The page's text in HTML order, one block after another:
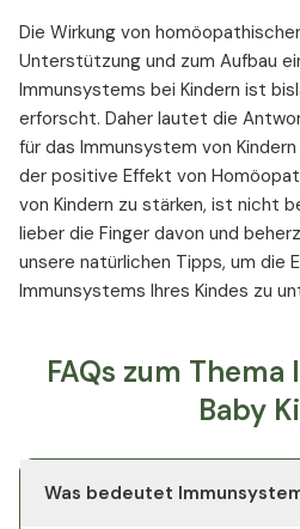
Die Wirkung von
Unterstützung und zum Aufbau
Immunsystems bei Kindern ist
erforscht. Daher lautet die
für das Immunsystem von
der positive Effekt von
von Kindern zu stärken, ist nicht
lieber die Finger davon und
unsere natürlichen Tipps, um die
Immunsystems Ihres Kindes zu
FAQs zum
Baby
Was bedeutet